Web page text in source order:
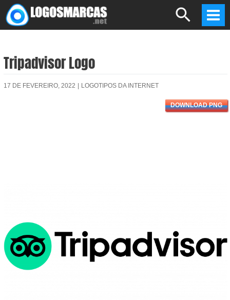
Skip
to
Search
Tripadvisor Logo
17 DE FEVEREIRO, 2022 LOGOTIPOS DA INTERNET
DOWNLOAD PNG